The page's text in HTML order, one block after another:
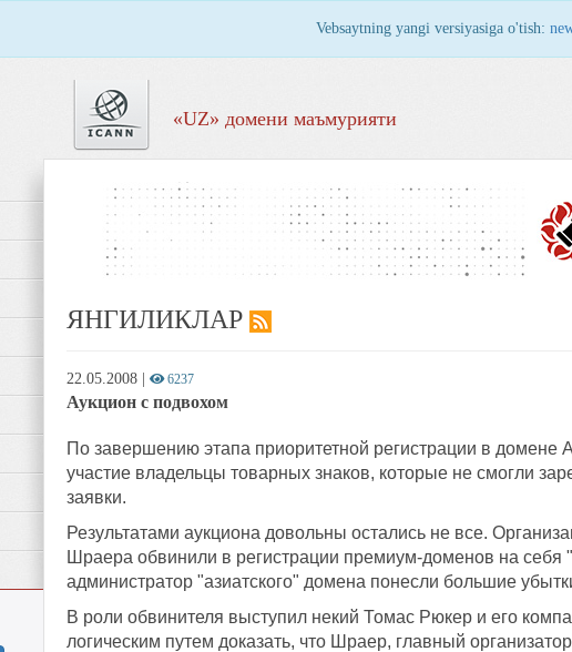
Vebsaytning yangi versiyasiga o'tish:
«UZ» домени маъмурияти
ЯНГИЛИКЛАР
22.05.2008 6237
Аукцион с подвохом
По завершению этапа приоритетной регистрации в домене
участие владельцы товарных знаков, которые не смогли
заявки.
Результатами аукциона довольны остались не все.
Шраера обвинили в регистрации премиум-доменов на себя
администратор "азиатского" домена понесли большие
В роли обвинителя выступил некий Томас Рюкер и его
логическим путем доказать, что Шраер, главный